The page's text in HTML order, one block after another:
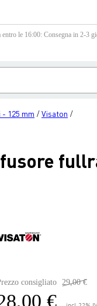
entro le 16:00: Consegna in 2-3
125 mm /Visaton /
consigliato 29,00 €
€